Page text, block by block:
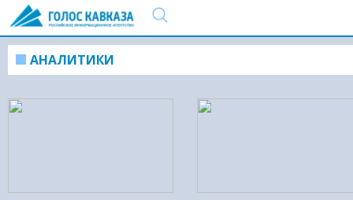
АНАЛИТИКИ